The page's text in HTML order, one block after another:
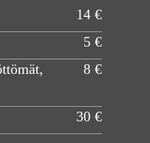
14 €
5 €
8 €
30 €